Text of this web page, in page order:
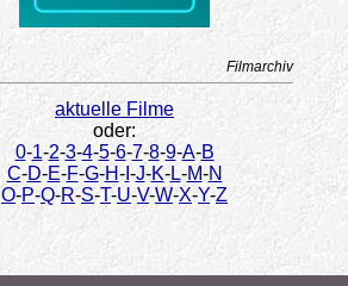
Filmarchiv
aktuelle Filme
oder:
0-1-2-3-4-5-6-7-8-9-A-B
C-D-E-F-G-H-I -J-K-L-M-N
O-P-Q-R-S-T-U-V-W-X-Y-Z